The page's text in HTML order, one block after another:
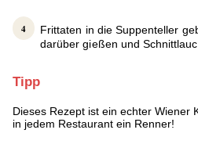
Frittaten in die Suppenteller
darüber gießen und
Tipp
Dieses Rezept ist ein echter Wiener
in jedem Restaurant ein Renner!